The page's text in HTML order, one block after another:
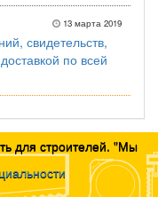
13 марта 2019
свидетельств,
по всей
для строителей. "Мы